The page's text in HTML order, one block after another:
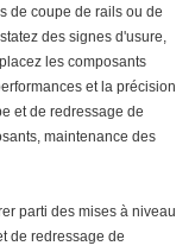
de coupe de rails ou de
des signes d'usure,
les composants
et la précision
et de redressage de
maintenance des
parti des mises à niveau
de redressage de